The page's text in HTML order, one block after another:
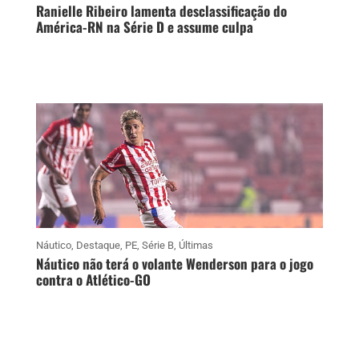
Ranielle Ribeiro lamenta desclassificação do
América-RN na Série D e assume culpa
Náutico, Destaque, PE, Série B, Últimas
Náutico não terá o volante Wenderson para o jogo
contra o Atlético-GO